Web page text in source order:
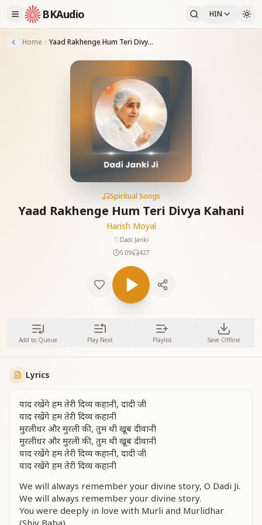
BKAudio HIN
Home Yaad Rakhenge Hum Teri Divya Kahani
Spiritual Songs
Yaad Rakhenge Hum Teri Divya Kahani
Harish Moyal
Dadi Janki
5:09
427
Add to Queue Play Next Playlist Save Offline
Lyrics
याद रखेंगे हम तेरी दिव्य कहानी, दादी जी
याद रखेंगे हम तेरी दिव्य कहानी
मुरलीधर और मुरली की, तुम थी खूब दीवानी
मुरलीधर और मुरली की, तुम थी खूब दीवानी
याद रखेंगे हम तेरी दिव्य कहानी, दादी जी
याद रखेंगे हम तेरी दिव्य कहानी
We will always remember your divine story, O Dadi Ji.
We will always remember your divine story.
You were deeply in love with Murli and Murlidhar
(Shiv Baba).